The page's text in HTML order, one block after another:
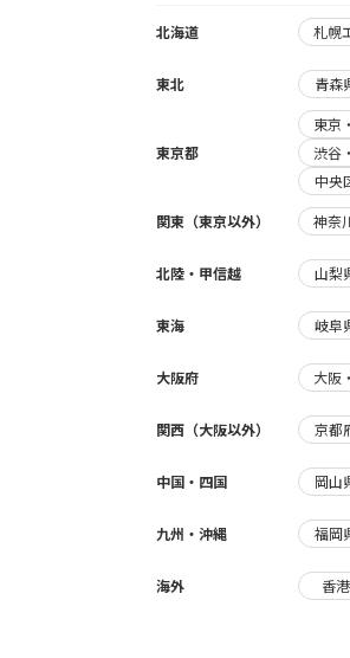
北海道 札幌
東北 青森
東京都
東京
渋谷
中央
関東（東京以外）
神奈
北陸・甲信越 山梨
東海 岐阜
大阪府 大阪
関西（大阪以外） 京都
中国・四国 岡山
九州・沖縄 福岡
海外 香港